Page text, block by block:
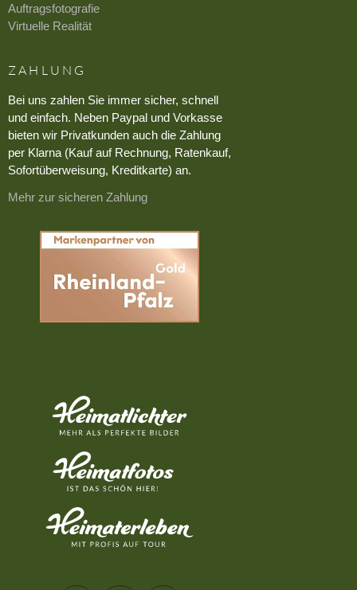
Auftragsfotografie
Virtuelle Realität
ZAHLUNG
Bei uns zahlen Sie immer sicher, schnell
und einfach. Neben Paypal und Vorkasse
bieten wir Privatkunden auch die Zahlung
per Klarna (Kauf auf Rechnung, Ratenkauf,
Sofortüberweisung, Kreditkarte) an.
Mehr zur sicheren Zahlung